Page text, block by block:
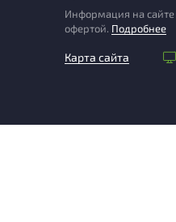
Информация на сайте
офертой. Подробнее
Карта сайта